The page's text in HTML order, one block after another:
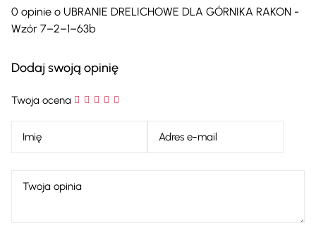
0 opinie o UBRANIE DRELICHOWE DLA GÓRNIKA RAKON -
Wzór 7–2–1–63b
Dodaj swoją opinię
Twoja ocena